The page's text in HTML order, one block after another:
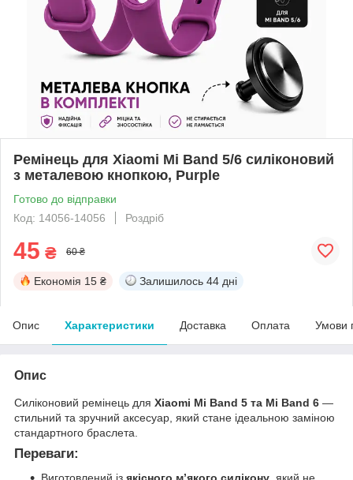
Ремінець для Xiaomi Mi Band 5/6 силіконовий
з металевою кнопкою, Purple
Готово до відправки
Код: 14056-14056
Роздріб
45 ₴ 60 ₴
Економія 15 ₴ Залишилось 44 дні
Опис Характеристики Доставка Оплата Умови
Опис
Силіконовий ремінець для Xiaomi Mi Band 5 та Mi Band 6 —
стильний та зручний аксесуар, який стане ідеальною заміною
стандартного браслета.
Переваги:
Виготовлений із якісного м’якого силікону , який не